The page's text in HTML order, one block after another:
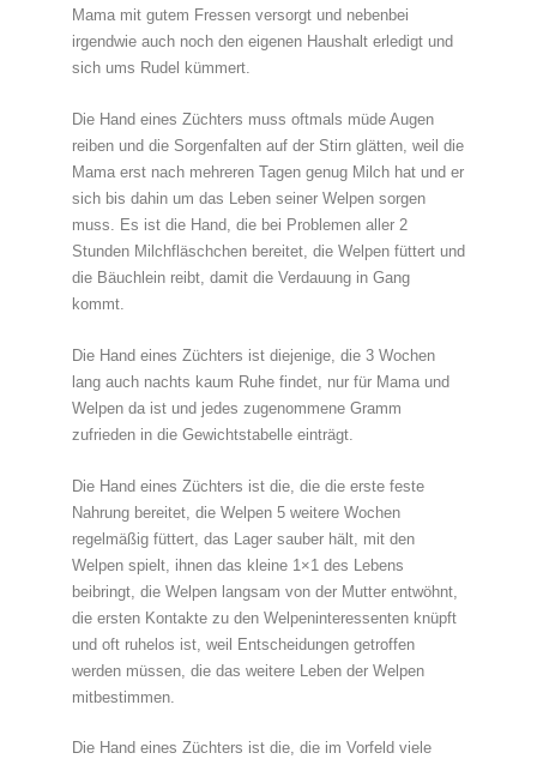
Mama mit gutem Fressen versorgt und nebenbei
irgendwie auch noch den eigenen Haushalt erledigt und
sich ums Rudel kümmert.
Die Hand eines Züchters muss oftmals müde Augen
reiben und die Sorgenfalten auf der Stirn glätten, weil die
Mama erst nach mehreren Tagen genug Milch hat und er
sich bis dahin um das Leben seiner Welpen sorgen
muss. Es ist die Hand, die bei Problemen aller 2
Stunden Milchfläschchen bereitet, die Welpen füttert und
die Bäuchlein reibt, damit die Verdauung in Gang
kommt.
Die Hand eines Züchters ist diejenige, die 3 Wochen
lang auch nachts kaum Ruhe findet, nur für Mama und
Welpen da ist und jedes zugenommene Gramm
zufrieden in die Gewichtstabelle einträgt.
Die Hand eines Züchters ist die, die die erste feste
Nahrung bereitet, die Welpen 5 weitere Wochen
regelmäßig füttert, das Lager sauber hält, mit den
Welpen spielt, ihnen das kleine 1×1 des Lebens
beibringt, die Welpen langsam von der Mutter entwöhnt,
die ersten Kontakte zu den Welpeninteressenten knüpft
und oft ruhelos ist, weil Entscheidungen getroffen
werden müssen, die das weitere Leben der Welpen
mitbestimmen.
Die Hand eines Züchters ist die, die im Vorfeld viele